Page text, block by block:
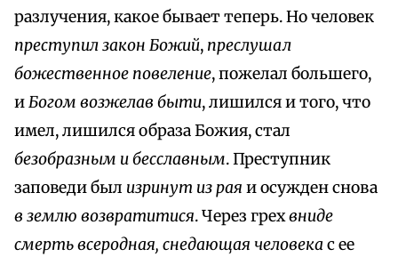
разлучения, какое бывает теперь. Но человек
преступил закон Божий, преслушал
божественное повеление, пожелал большего,
иБогом возжелав быти, лишился и того, что
имел, лишился образа Божия, стал
безобразным и бесславным. Преступник
заповеди был изринут из рая и осужден снова
в землю возвратитися. Через грехвниде
смерть всеродная, снедающая человекас ее